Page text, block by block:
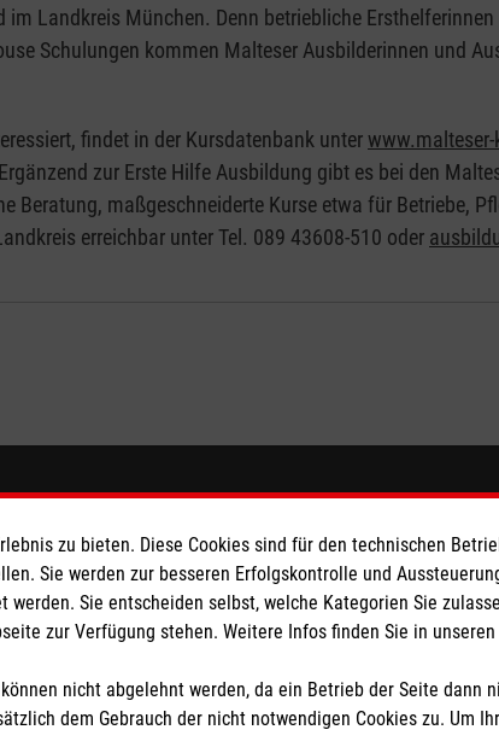
Landkreis München. Denn betriebliche
Schulungen kommen Malteser Ausbilderinnen und
findet in der Kursdatenbank unter
zur Erste Hilfe Ausbildung gibt es bei den
Beratung, maßgeschneiderte Kurse etwa für Betriebe,
erreichbar unter Tel. 089 43608-510 oder
Spendenkonto
Empfänger: Malteser
Bank: PAX Bank für
IBAN: DE84 3706 0120
zu bieten. Diese Cookies sind für den technischen
Sie werden zur besseren Erfolgskontrolle und
Sie entscheiden selbst, welche Kategorien Sie
zur Verfügung stehen. Weitere Infos finden Sie in
nicht abgelehnt werden, da ein Betrieb der Seite dann
dem Gebrauch der nicht notwendigen Cookies zu. Um